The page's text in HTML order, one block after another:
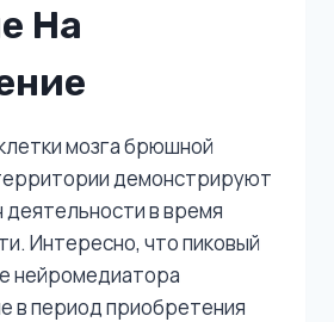
На
мозга брюшной
демонстрируют
в время
Интересно, что пиковый
нейромедиатора
в период приобретения